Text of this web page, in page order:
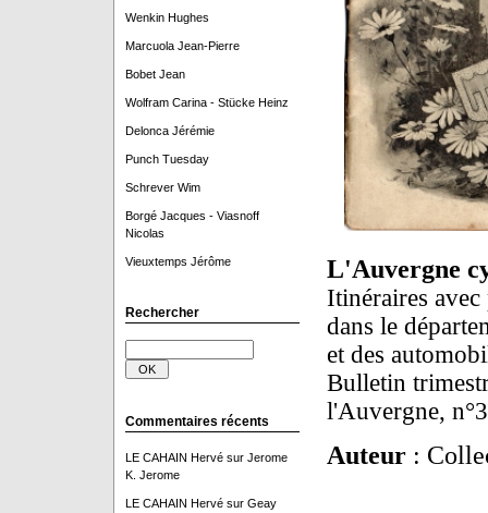
Wenkin Hughes
Marcuola Jean-Pierre
Bobet Jean
Wolfram Carina - Stücke Heinz
Delonca Jérémie
Punch Tuesday
Schrever Wim
Borgé Jacques - Viasnoff
Nicolas
Vieuxtemps Jérôme
Rechercher
Commentaires récents
LE CAHAIN Hervésur Jerome
K. Jerome
LE CAHAIN Hervésur Geay
L'Auvergne
Itinéraires
dans le
et des
Bulletin
l'Auvergne, n°3
Auteur: